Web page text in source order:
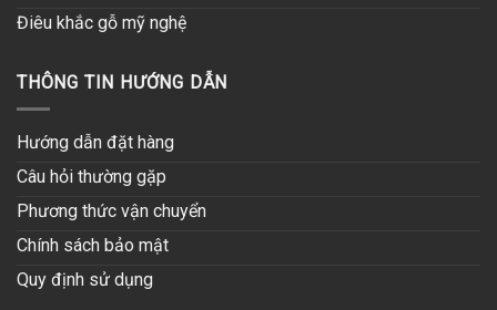
Điêu khắc gỗ mỹ nghệ
THÔNG TIN HƯỚNG DẪN
Hướng dẫn đặt hàng
Câu hỏi thường gặp
Phương thức vận chuyển
Chính sách bảo mật
Quy định sử dụng